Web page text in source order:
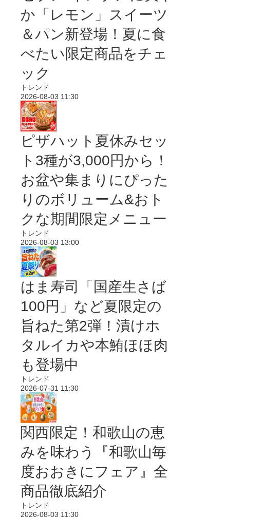
か「レモン」スイーツ
＆パン新登場！夏に食
べたい限定商品をチェ
ック
トレンド
2026-08-03 11:30
ピザハット夏休みセッ
ト3種が3,000円から！
お盆や集まりにぴった
りのボリューム&おト
クな期間限定メニュー
トレンド
2026-08-03 13:00
はま寿司「国産生さば
100円」など夏限定の
旨ねた第2弾！漬けホ
タルイカや本鮪ほほ肉
も登場中
トレンド
2026-07-31 11:30
関西限定！和歌山の恵
みを味わう『和歌山毎
度おおきにフェア』全
商品徹底紹介
トレンド
2026-08-03 11:30